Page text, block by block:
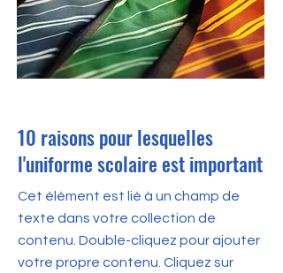
10 raisons pour lesquelles
l'uniforme scolaire est important
Cet élément est lié à un champ de
texte dans votre collection de
contenu. Double-cliquez pour ajouter
votre propre contenu. Cliquez sur